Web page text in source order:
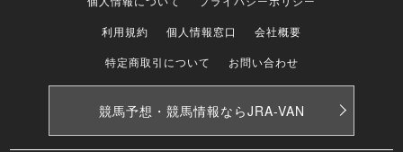
利用規約
個人情報窓口
会社概要
特定商取引について
お問い合わせ
競馬予想・競馬情報ならJRA-VAN